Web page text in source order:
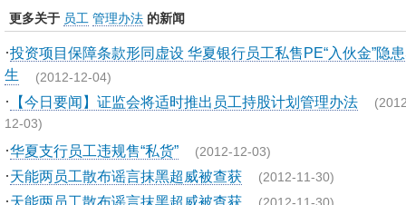
更多关于 员工 管理办法 的新闻
·投资项目保障条款形同虚设 华夏银行员工私售PE“入伙金”隐
生 (2012-12-04)
· 【今日要闻】证监会将适时推出员工持股计划管理办法
12-03)
·华夏支行员工违规售“私货” (2012-12-03)
·天能两员工散布谣言抹黑超威被查获 (2012-11-30)
·天能两员工散布谣言抹黑超威被查获